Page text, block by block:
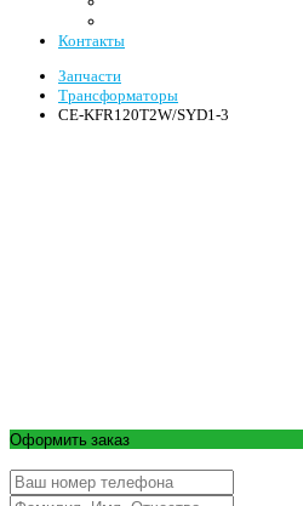
Контакты
Запчасти
Трансформаторы
CE-KFR120T2W/SYD1-3
Оформить заказ